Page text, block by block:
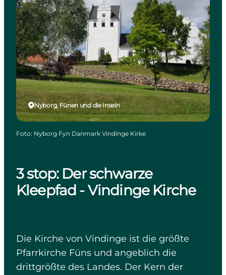
Essen & trinken
Übernachtung
3 stop: Der schwarze
Kleepfad - Vindinge Kirche
Die Kirche von Vindinge ist die größte
Pfarrkirche Füns und angeblich die
drittgrößte des Landes. Der Kern der
Nyborg, Fünen und die Inseln
Foto: Nyborg Fyn Danmark Vindinge Kirke